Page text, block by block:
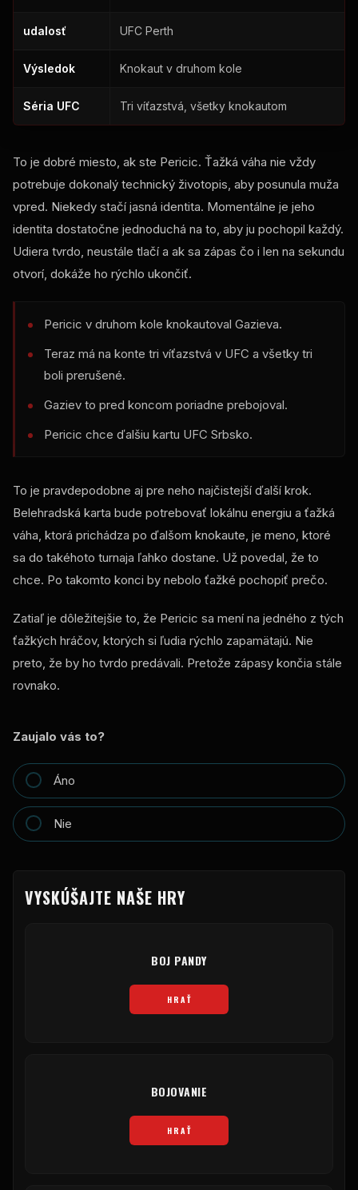
udalosť UFC Perth
Výsledok Knokaut v druhom kole
Séria UFC Tri víťazstvá, všetky knokautom
To je dobré miesto, ak ste Pericic. Ťažká váha nie vždy
potrebuje dokonalý technický životopis, aby posunula muža
vpred. Niekedy stačí jasná identita. Momentálne je jeho
identita dostatočne jednoduchá na to, aby ju pochopil každý.
Udiera tvrdo, neustále tlačí a ak sa zápas čo i len na sekundu
otvorí, dokáže ho rýchlo ukončiť.
Pericic v druhom kole knokautoval Gazieva.
Teraz má na konte tri víťazstvá v UFC a všetky tri
boli prerušené.
Gaziev to pred koncom poriadne prebojoval.
Pericic chce ďalšiu kartu UFC Srbsko.
To je pravdepodobne aj pre neho najčistejší ďalší krok.
Belehradská karta bude potrebovať lokálnu energiu a ťažká
váha, ktorá prichádza po ďalšom knokaute, je meno, ktoré
sa do takéhoto turnaja ľahko dostane. Už povedal, že to
chce. Po takomto konci by nebolo ťažké pochopiť prečo.
Zatiaľ je dôležitejšie to, že Pericic sa mení na jedného z tých
ťažkých hráčov, ktorých si ľudia rýchlo zapamätajú. Nie
preto, že by ho tvrdo predávali. Pretože zápasy končia stále
rovnako.
Zaujalo vás to?
Áno
Nie
VYSKÚŠAJTE NAŠE HRY
BOJ PANDY
HRAŤ
BOJOVANIE
HRAŤ